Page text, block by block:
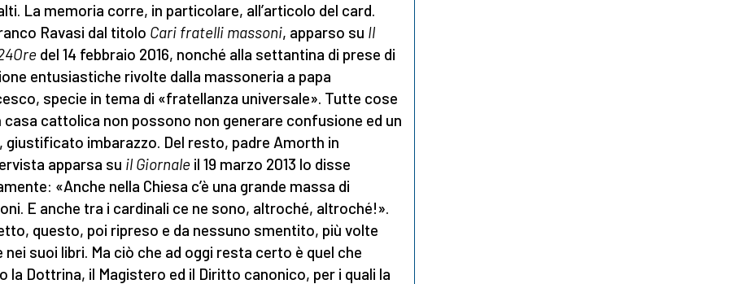
La memoria corre, in particolare, all’articolo del card.
Ravasi dal titolo Cari fratelli massoni, apparso su Il
del 14 febbraio 2016, nonché alla settantina di prese di
entusiastiche rivolte dalla massoneria a papa
specie in tema di «fratellanza universale». Tutte cose
casa cattolica non possono non generare confusione ed un
giustificato imbarazzo. Del resto, padre Amorth in
apparsa su il Giornale il 19 marzo 2013 lo disse
«Anche nella Chiesa c’è una grande massa di
E anche tra i cardinali ce ne sono, altroché, altroché!».
questo, poi ripreso e da nessuno smentito, più volte
nei suoi libri. Ma ciò che ad oggi resta certo è quel che
la Dottrina, il Magistero ed il Diritto canonico, per i quali la